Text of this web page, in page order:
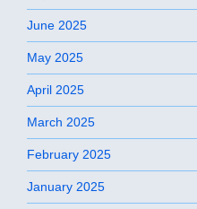
June 2025
May 2025
April 2025
March 2025
February 2025
January 2025